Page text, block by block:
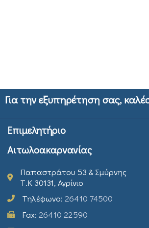
Για την εξυπηρέτηση σας,
Επιμελητήριο
Αιτωλοακαρνανίας
Παπαστράτου 53 & Σμύρνης
Τ.Κ 30131, Αγρίνιο
Τηλέφωνο: 26410 74500
Fax: 26410 22590